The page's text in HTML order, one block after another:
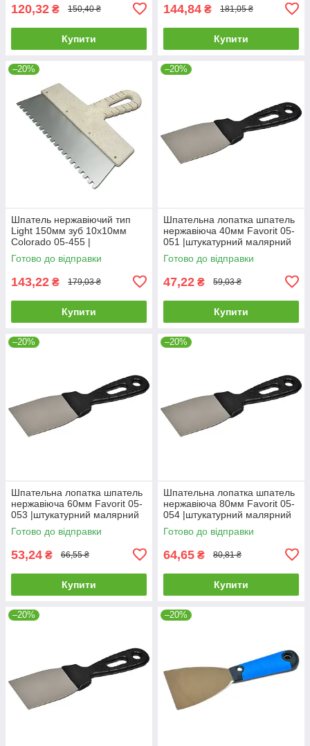
120,32 ₴ 150,40 ₴
Купити
144,84 ₴ 181,05 ₴
Купити
–20%
Шпатель нержавіючий тип
Light 150мм зуб 10х10мм
Colorado 05-455 |
штукатурний малярний
Шпатель нержавеющий тип
Готово до відправки
143,22 ₴ 179,03 ₴
Купити
–20%
Шпательна лопатка шпатель
нержавіюча 40мм Favorit 05-
051 |штукатурний малярний
Шпательная лопатка
шпатель нержавеющая 40мм
Готово до відправки
47,22 ₴ 59,03 ₴
Купити
–20%
Шпательна лопатка шпатель
нержавіюча 60мм Favorit 05-
053 |штукатурний малярний
Шпательная лопатка
шпатель нержавеющая 60мм
Готово до відправки
53,24 ₴ 66,55 ₴
Купити
–20%
Шпательна лопатка шпатель
нержавіюча 80мм Favorit 05-
054 |штукатурний малярний
Шпательная лопатка
шпатель нержавеющая 80мм
Готово до відправки
64,65 ₴ 80,81 ₴
Купити
–20% –20%